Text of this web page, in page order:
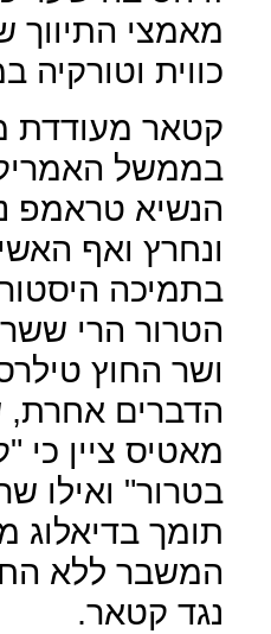
מאמצי התיווך
כווית וטורקיה
קטאר מעודדת
בממשל
הנשיא טראמפ
ונחרץ ואף
בתמיכה
הטרור הרי
ושר החוץ
הדברים אחרת,
מאטיס ציין
בטרור" ואילו
תומך בדיאלוג
המשבר ללא
נגד קטאר.